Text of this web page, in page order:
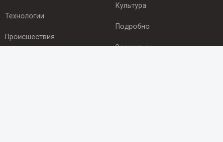
Технологии
Происшествия
Культура
Подробно
Здоровье